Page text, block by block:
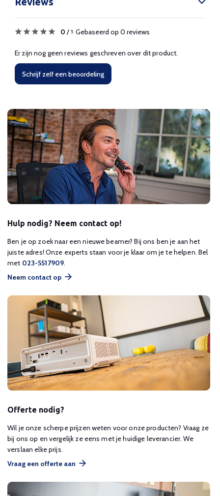
0 / 5 Gebaseerd op 0 reviews
Er zijn nog geen reviews geschreven over dit product.
Schrijf zelf een beoordeling
Hulp nodig? Neem contact op!
Ben je op zoek naar een nieuwe beamer? Bij ons ben je aan het
juiste adres! Onze experts staan voor je klaar om je te helpen. Bel
met 023-5517909.
Neem contact op
Offerte nodig?
Wil je onze scherpe prijzen weten voor onze producten? Vraag ze
bij ons op en vergelijk ze eens met je huidige leverancier. We
verslaan elke prijs.
Vraag een offerte aan